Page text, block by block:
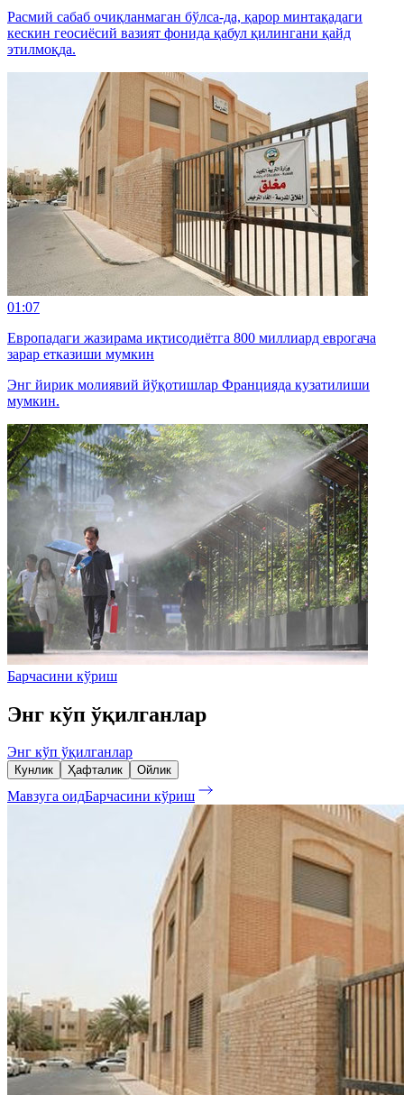
Расмий сабаб очиқланмаган бўлса-да, қарор минтақадаги
кескин геосиёсий вазият фонида қабул қилингани қайд
этилмоқда.
01:07
Европадаги жазирама иқтисодиётга 800 миллиард еврогача
зарар етказиши мумкин
Энг йирик молиявий йўқотишлар Францияда кузатилиши
мумкин.
Барчасини кўриш
Энг кўп ўқилганлар
Энг кўп ўқилганлар
Кунлик Ҳафталик Ойлик
Мавзуга оидБарчасини кўриш